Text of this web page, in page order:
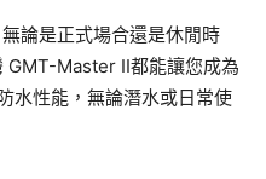
論是正式場合還是休閒時
GMT-Master II都能讓您成為
水性能，無論潛水或日常使